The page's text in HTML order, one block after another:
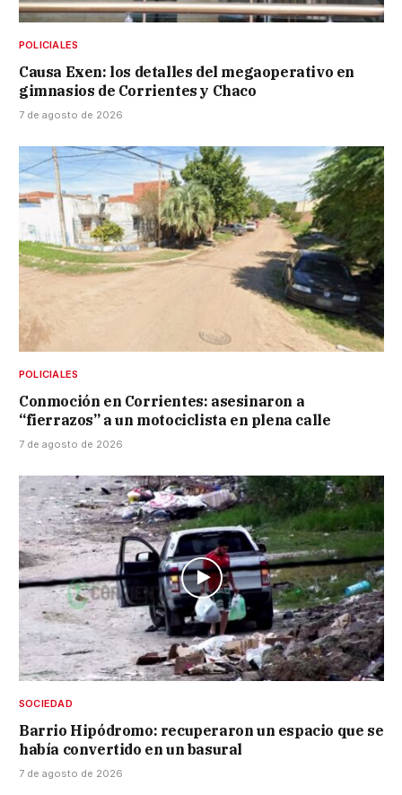
POLICIALES
Causa Exen: los detalles del megaoperativo en
gimnasios de Corrientes y Chaco
7 de agosto de 2026
POLICIALES
Conmoción en Corrientes: asesinaron a
“fierrazos” a un motociclista en plena calle
7 de agosto de 2026
SOCIEDAD
Barrio Hipódromo: recuperaron un espacio que se
había convertido en un basural
7 de agosto de 2026